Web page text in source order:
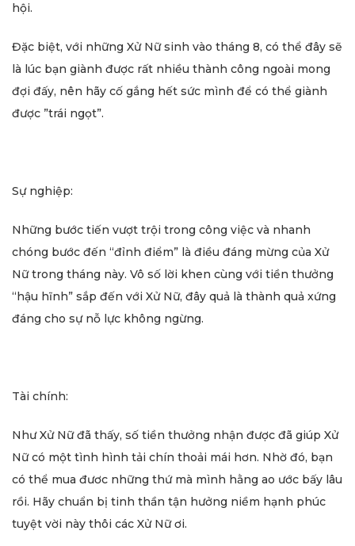
hội.
Đặc biệt, với những Xử Nữ sinh vào tháng 8, có thể đây sẽ
là lúc bạn giành được rất nhiều thành công ngoài mong
đợi đấy, nên hãy cố gắng hết sức mình để có thể giành
được ”trái ngọt”.
Sự nghiệp:
Những bước tiến vượt trội trong công việc và nhanh
chóng bước đến “đỉnh điểm” là điều đáng mừng của Xử
Nữ trong tháng này. Vô số lời khen cùng với tiền thưởng
“hậu hĩnh” sắp đến với Xử Nữ, đây quả là thành quả xứng
đáng cho sự nỗ lực không ngừng.
Tài chính:
Như Xử Nữ đã thấy, số tiền thưởng nhận được đã giúp Xử
Nữ có một tình hình tải chín thoải mái hơn. Nhờ đó, bạn
có thể mua đươc những thứ mà mình hằng ao ước bấy lâu
rồi. Hãy chuẩn bị tinh thần tận hưởng niềm hạnh phúc
tuyệt vời này thôi các Xử Nữ ơi.